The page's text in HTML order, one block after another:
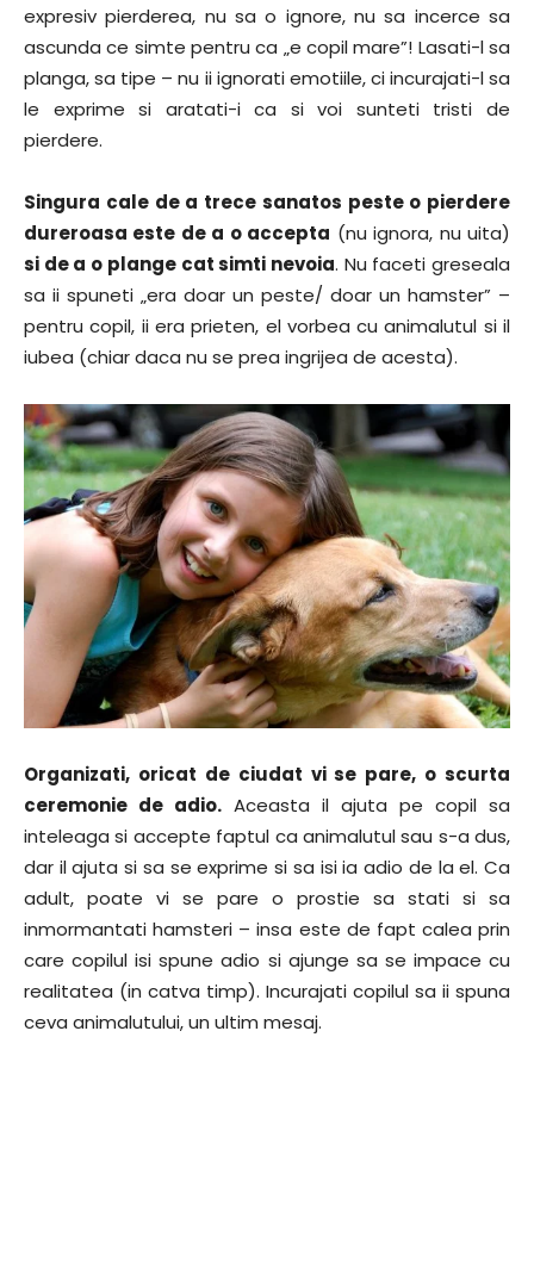
expresiv pierderea, nu sa o ignore, nu sa incerce sa
ascunda ce simte pentru ca „e copil mare”! Lasati-l sa
planga, sa tipe – nu ii ignorati emotiile, ci incurajati-l sa
le exprime si aratati-i ca si voi sunteti tristi de
pierdere.
Singura cale de a trece sanatos peste o pierdere
dureroasa este de a o accepta (nu ignora, nu uita)
si de a o plange cat simti nevoia. Nu faceti greseala
sa ii spuneti „era doar un peste/ doar un hamster” –
pentru copil, ii era prieten, el vorbea cu animalutul si il
iubea (chiar daca nu se prea ingrijea de acesta).
Organizati, oricat de ciudat vi se pare, o scurta
ceremonie de adio. Aceasta il ajuta pe copil sa
inteleaga si accepte faptul ca animalutul sau s-a dus,
dar il ajuta si sa se exprime si sa isi ia adio de la el. Ca
adult, poate vi se pare o prostie sa stati si sa
inmormantati hamsteri – insa este de fapt calea prin
care copilul isi spune adio si ajunge sa se impace cu
realitatea (in catva timp). Incurajati copilul sa ii spuna
ceva animalutului, un ultim mesaj.